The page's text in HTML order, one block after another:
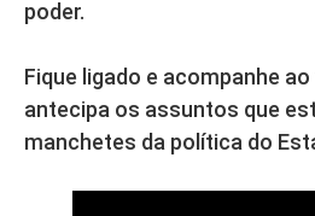
poder.
Fique ligado e acompanhe
antecipa os assuntos que
manchetes da política do